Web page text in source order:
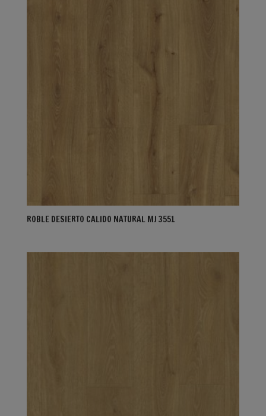
ROBLE DESIERTO CALIDO NATURAL MJ 3551